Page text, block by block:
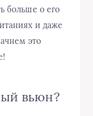
больше о его
и даже
это
вьюн?